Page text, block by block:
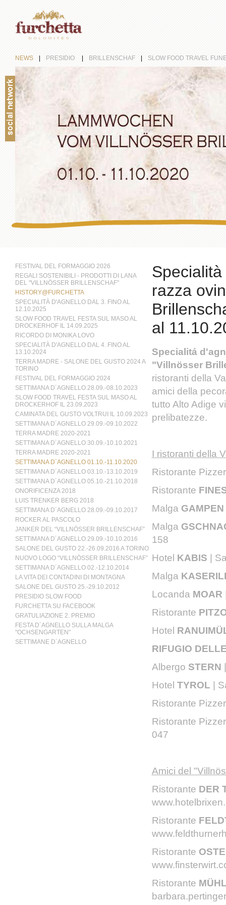
NEWS PRESIDIO BRILLENSCHAF SLOW FOOD TRAVEL
FESTIVAL DEL FORMAGGIO 2026
REGALI SOSTENIBILI - PRODOTTI DI LANA
DEL "VILLNÖSSER BRILLENSCHAF"
HISTORY@FURCHETTA
SPECIALITÀ D'AGNELLO DAL 3. FINO AL
12.10.2025
SLOW FOOD TRAVEL FESTA SUL MASO AL
DROCKERHOF IL 14.09.2025
RICORDO DI MONIKA LOVO
SPECIALITÀ D'AGNELLO DAL 4. FINO AL
13.10.2024
TERRA MADRE - SALONE DEL GUSTO 2024 A
TORINO
FESTIVAL DEL FORMAGGIO 2024
SETTIMANA D´AGNELLO 28.09.-08.10.2023
SLOW FOOD TRAVEL FESTA SUL MASO AL
DROCKERHOF IL 23.09.2023
CAMINATA DEL GUSTO VOLTRUI IL 10.09.2023
SETTIMANA D´AGNELLO 29.09.-09.10.2022
TERRA MADRE 2020-2021
SETTIMANA D´AGNELLO 30.09.-10.10.2021
TERRA MADRE 2020-2021
SETTIMANA D´AGNELLO 01.10.-11.10.2020
SETTIMANA D´AGNELLO 03.10.-13.10.2019
SETTIMANA D´AGNELLO 05.10.-21.10.2018
ONORIFICENZA 2018
LUIS TRENKER BERG 2018
SETTIMANA D´AGNELLO 28.09.-09.10.2017
ROCKER AL PASCOLO
JANKER DEL “VILLNÖSSER BRILLENSCHAF”
SETTIMANA D´AGNELLO 29.09.-10.10.2016
SALONE DEL GUSTO 22.-26.09.2016 A TORINO
NUOVO LOGO “VILLNÖSSER BRILLENSCHAF”
SETTIMANA D´AGNELLO 02.-12.10.2014
LA VITA DEI CONTADINI DI MONTAGNA
SALONE DEL GUSTO 25.-29.10.2012
PRESIDIO SLOW FOOD
FURCHETTA SU FACEBOOK
GRATULIAZIONE 2. PREMIO
FESTA D´AGNELLO SULLA MALGA
"OCHSENGARTEN"
SETTIMANE D´AGNELLO
razza
al
Specialitá
"Villnösser
ristoranti della
amici della
tutto Alto Adige
prelibatezze.
I ristoranti della
Ristorante
Ristorante
Malga GAMPEN
Malga
158
Hotel KABIS |
Malga
Locanda MOAR
Ristorante
Hotel
RIFUGIO
Albergo STERN
Hotel TYROL |
Ristorante
Ristorante
047
Amici del
Ristorante DER
Ristorante
Ristorante
Ristorante